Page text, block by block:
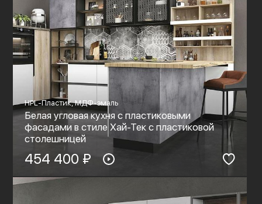
HPL-Пластик, МДФ-эмаль
Белая угловая кухня с пластиковыми
фасадами в стиле Хай-Тек с пластиковой
столешницей
454 400 ₽